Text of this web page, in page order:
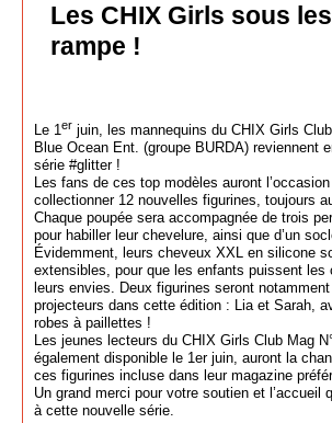
Les CHIX Girls sous
rampe !
Le 1er juin, les mannequins du CHIX Girls
Blue Ocean Ent. (groupe BURDA) reviennent
série #glitter !
Les fans de ces top modèles auront
collectionner 12 nouvelles figurines, toujours
Chaque poupée sera accompagnée de trois
pour habiller leur chevelure, ainsi que d’un
Évidemment, leurs cheveux XXL en silicone
extensibles, pour que les enfants puissent les
leurs envies. Deux figurines seront
projecteurs dans cette édition : Lia et Sarah,
robes à paillettes !
Les jeunes lecteurs du CHIX Girls Club Mag
également disponible le 1er juin, auront la
ces figurines incluse dans leur magazine
Un grand merci pour votre soutien et l’accueil
à cette nouvelle série.